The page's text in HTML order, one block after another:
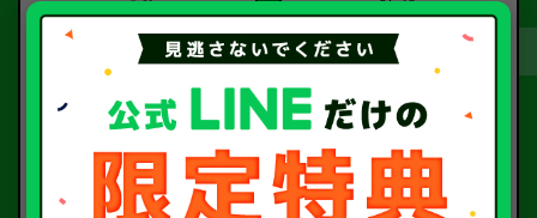
ご依頼
お電話または査定フォー
ご依頼ください。
査定のプロが
お電話で回答いたしま
す。